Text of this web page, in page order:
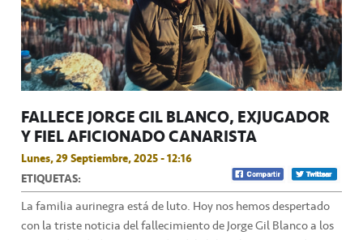
FALLECE JORGE GIL BLANCO, EXJUGADOR
Y FIEL AFICIONADO CANARISTA
Lunes, 29 Septiembre, 2025 - 12:16
ETIQUETAS:
La familia aurinegra está de luto. Hoy nos hemos despertado
con la triste noticia del fallecimiento de Jorge Gil Blanco a los